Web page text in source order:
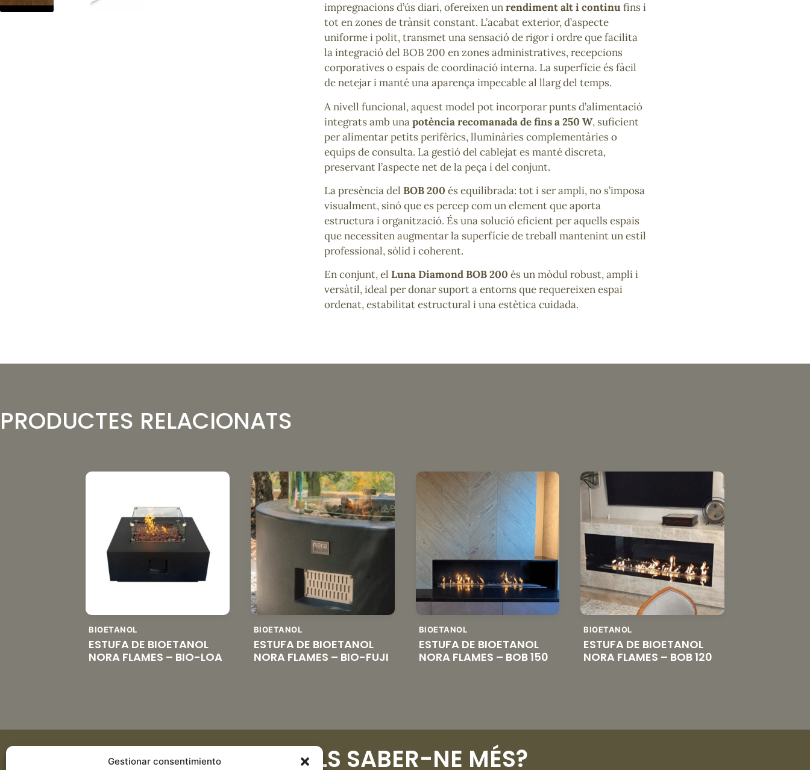
Gestionar consentimiento
impregnacions d’ús diari, ofereixen unrendiment alt i continu fins i
tot en zones de trànsit constant. L’acabat exterior, d’aspecte
uniforme i polit, transmet una sensació de rigor i ordre que facilita
la integració del BOB 200 en zones administratives, recepcions
corporatives o espais de coordinació interna. La superfície és fàcil
de netejar i manté una aparença impecable al llarg del temps.
A nivell funcional, aquest model pot incorporar punts d’alimentació
integrats amb unapotència recomanada de fins a 250 W, suficient
per alimentar petits perifèrics, lluminàries complementàries o
equips de consulta. La gestió del cablejat es manté discreta,
preservant l’aspecte net de la peça i del conjunt.
La presència del BOB 200 és equilibrada: tot i ser ampli, no s’imposa
visualment, sinó que es percep com un element que aporta
estructura i organització. És una solució eficient per aquells espais
que necessiten augmentar la superfície de treball mantenint un estil
professional, sòlid i coherent.
En conjunt, el Luna Diamond BOB 200 és un mòdul robust, ampli i
versàtil, ideal per donar suport a entorns que requereixen espai
ordenat, estabilitat estructural i una estètica cuidada.
PRODUCTES RELACIONATS
BIOETANOL
ESTUFA DE BIOETANOL
NORA FLAMES – BIO-LOA
BIOETANOL
ESTUFA DE BIOETANOL
NORA FLAMES – BIO-FUJI
BIOETANOL
ESTUFA DE BIOETANOL
NORA FLAMES – BOB 150
BIOETANOL
ESTUFA DE BIOETANOL
NORA FLAMES – BOB 120
VOLS SABER-NE MÉS?